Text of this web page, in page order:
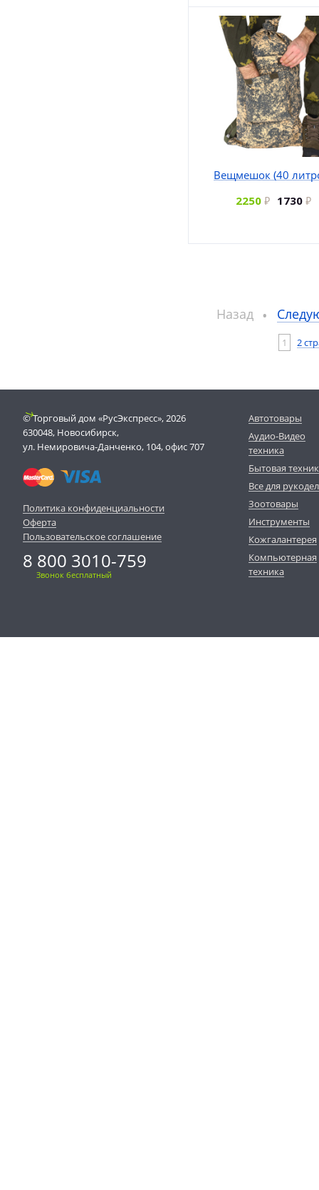
Вещмешок (40
2250
1730
Назад
1 2
© Торговый дом «РусЭкспресс», 2026
630048, Новосибирск,
ул. Немировича-Данченко, 104, офис 707
Политика конфиденциальности
Оферта
Пользовательское соглашение
8 800 3010-759
Звонок бесплатный
Автотовары
Аудио-Видео
техника
Бытовая
Все для
Зоотовары
Инструменты
Кожгалантерея
Компьютерная
техника